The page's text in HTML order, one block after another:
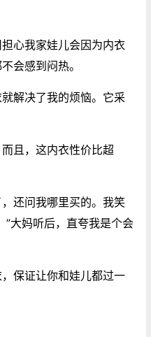
心我家娃儿会因为内衣
会感到闷热。
解决了我的烦恼。它采
且，这内衣性价比超
还问我哪里买的。我笑
大妈听后，直夸我是个会
保证让你和娃儿都过一